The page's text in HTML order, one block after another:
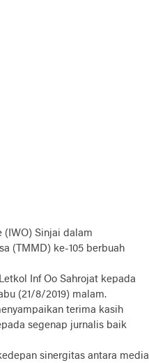
(IWO) Sinjai dalam
(TMMD) ke-105 berbuah
Inf Oo Sahrojat kepada
(21/8/2019) malam.
terima kasih
segenap jurnalis baik
sinergitas antara media